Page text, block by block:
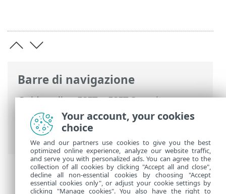
Barre di navigazione
Guida online ESET>ESET Security
Ultimate
>Configurazione avanzata>
Controlli
>Controllo del dispositivo
Controllo stato di inattività
Your account, your cookies
choice
We and our partners use cookies to give you the best
optimized online experience, analyze our website traffic,
and serve you with personalized ads. You can agree to the
collection of all cookies by clicking "Accept all and close",
decline all non-essential cookies by choosing "Accept
essential cookies only", or adjust your cookie settings by
clicking "Manage cookies". You also have the right to